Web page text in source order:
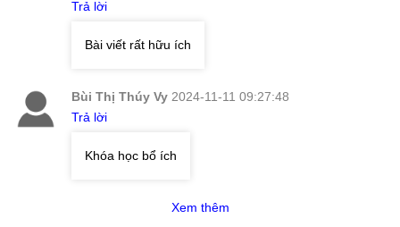
Trả lời
Bài viết rất hữu ích
Bùi Thị Thúy Vy 2024-11-11 09:27:48
Trả lời
Khóa học bổ ích
Xem thêm